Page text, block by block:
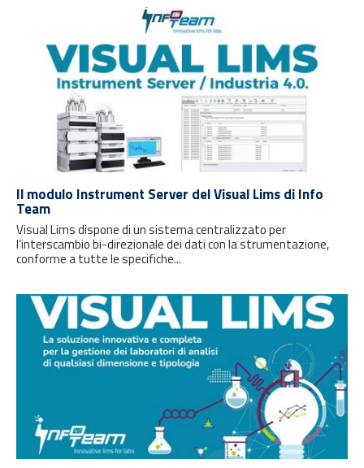
Il modulo Instrument Server del Visual Lims di Info
Team
Visual Lims dispone di un sistema centralizzato per
l’interscambio bi-direzionale dei dati con la strumentazione,
conforme a tutte le specifiche...